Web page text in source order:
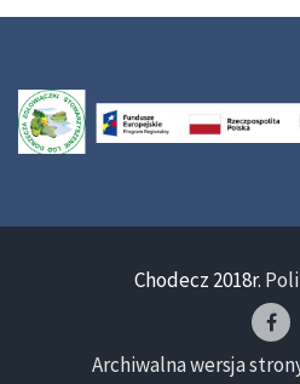
Chodecz 2018r.
Archiwalna wersja